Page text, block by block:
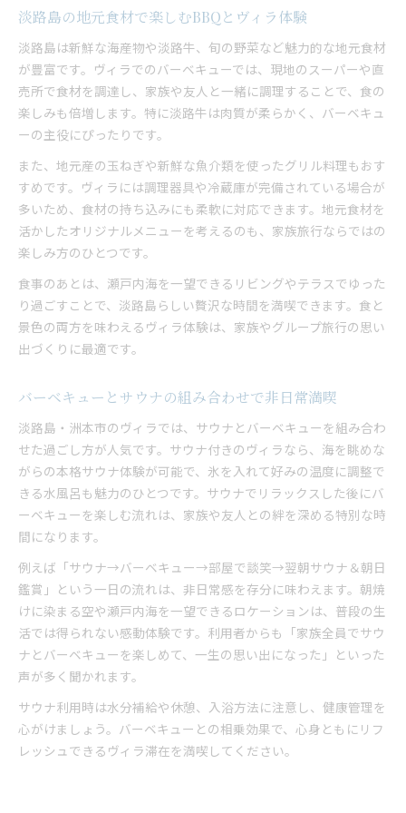
淡路島の地元食材で楽しむBBQとヴィラ体験
淡路島は新鮮な海産物や淡路牛、旬の野菜など魅力的な地元食材
が豊富です。ヴィラでのバーベキューでは、現地のスーパーや直
売所で食材を調達し、家族や友人と一緒に調理することで、食の
楽しみも倍増します。特に淡路牛は肉質が柔らかく、バーベキュ
ーの主役にぴったりです。
また、地元産の玉ねぎや新鮮な魚介類を使ったグリル料理もおす
すめです。ヴィラには調理器具や冷蔵庫が完備されている場合が
多いため、食材の持ち込みにも柔軟に対応できます。地元食材を
活かしたオリジナルメニューを考えるのも、家族旅行ならではの
楽しみ方のひとつです。
食事のあとは、瀬戸内海を一望できるリビングやテラスでゆった
り過ごすことで、淡路島らしい贅沢な時間を満喫できます。食と
景色の両方を味わえるヴィラ体験は、家族やグループ旅行の思い
出づくりに最適です。
バーベキューとサウナの組み合わせで非日常満喫
淡路島・洲本市のヴィラでは、サウナとバーベキューを組み合わ
せた過ごし方が人気です。サウナ付きのヴィラなら、海を眺めな
がらの本格サウナ体験が可能で、氷を入れて好みの温度に調整で
きる水風呂も魅力のひとつです。サウナでリラックスした後にバ
ーベキューを楽しむ流れは、家族や友人との絆を深める特別な時
間になります。
例えば「サウナ→バーベキュー→部屋で談笑→翌朝サウナ＆朝日
鑑賞」という一日の流れは、非日常感を存分に味わえます。朝焼
けに染まる空や瀬戸内海を一望できるロケーションは、普段の生
活では得られない感動体験です。利用者からも「家族全員でサウ
ナとバーベキューを楽しめて、一生の思い出になった」といった
声が多く聞かれます。
サウナ利用時は水分補給や休憩、入浴方法に注意し、健康管理を
心がけましょう。バーベキューとの相乗効果で、心身ともにリフ
レッシュできるヴィラ滞在を満喫してください。